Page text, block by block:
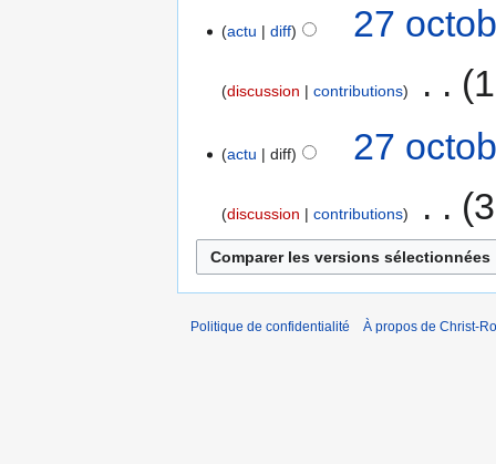
actu diff 27
discussion contributions
actu diff 27
discussion contributions
Politique de confidentialité À propos de Christ-